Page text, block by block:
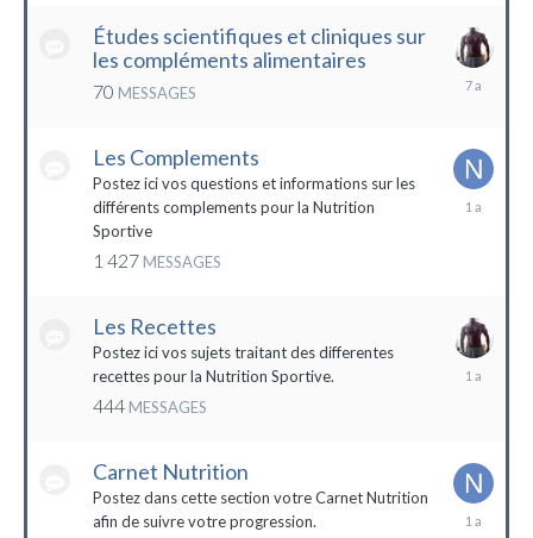
Études scientifiques et cliniques sur
les compléments alimentaires
70 MESSAGES
18
Les Complements
Postez ici vos questions et informations sur les
différents complements pour la Nutrition
Sportive
1 427 MESSAGES
Les Recettes
Postez ici vos sujets traitant des differentes
recettes pour la Nutrition Sportive.
444 MESSAGES
Carnet Nutrition
Postez dans cette section votre Carnet Nutrition
afin de suivre votre progression.
13